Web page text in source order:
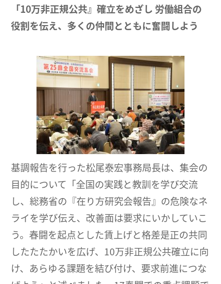
「10万非正規公共』確立をめざし 労働組合の
役割を伝え、多くの仲間とともに奮闘しよう
基調報告を行った松尾泰宏事務局長は、集会の
目的について「全国の実践と教訓を学び交流
し、総務省の『在り方研究会報告』の危険なネ
ライを学び伝え、改善面は要求にいかしていこ
う。春闘を起点とした賃上げと格差是正の共同
したたたかいを広げ、10万非正規公共確立に向
け、あらゆる課題を結び付け、要求前進につな